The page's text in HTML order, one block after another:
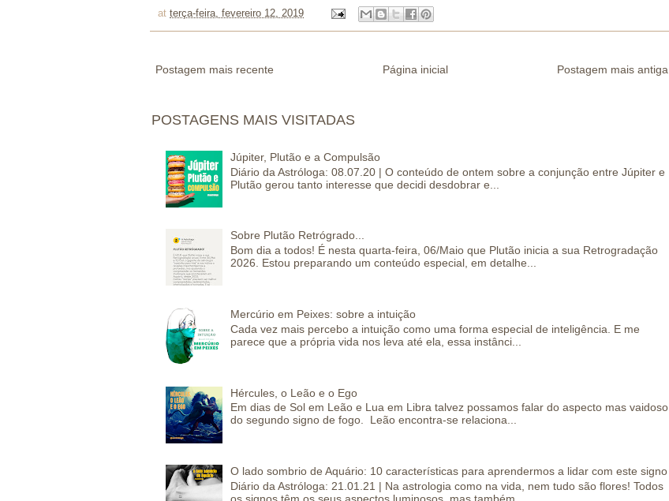
at terça-feira, fevereiro 12, 2019
Postagem mais recente Postagem mais antiga
Página inicial
POSTAGENS MAIS VISITADAS
Júpiter, Plutão e a Compulsão
Diário da Astróloga: 08.07.20 | O conteúdo de ontem sobre a conjunção entre Júpiter e
Plutão gerou tanto interesse que decidi desdobrar e...
Sobre Plutão Retrógrado...
Bom dia a todos! É nesta quarta-feira, 06/Maio que Plutão inicia a sua Retrogradação
2026. Estou preparando um conteúdo especial, em detalhe...
Mercúrio em Peixes: sobre a intuição
Cada vez mais percebo a intuição como uma forma especial de inteligência. E me
parece que a própria vida nos leva até ela, essa instânci...
Hércules, o Leão e o Ego
Em dias de Sol em Leão e Lua em Libra talvez possamos falar do aspecto mas vaidoso
do segundo signo de fogo. Leão encontra-se relaciona...
O lado sombrio de Aquário: 10 características para aprendermos a lidar com este signo
Diário da Astróloga: 21.01.21 | Na astrologia como na vida, nem tudo são flores! Todos